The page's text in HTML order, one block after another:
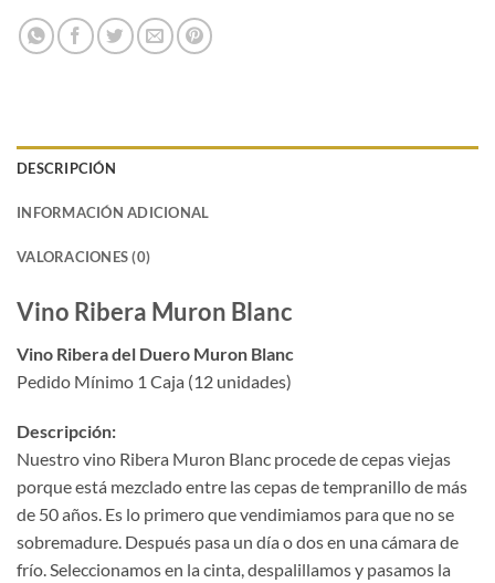
DESCRIPCIÓN
INFORMACIÓN ADICIONAL
VALORACIONES (0)
Vino Ribera Muron Blanc
Vino Ribera del Duero Muron Blanc
Pedido Mínimo 1 Caja (12 unidades)
Descripción:
Nuestro vino Ribera Muron Blanc procede de cepas viejas
porque está mezclado entre las cepas de tempranillo de más
de 50 años. Es lo primero que vendimiamos para que no se
sobremadure. Después pasa un día o dos en una cámara de
frío. Seleccionamos en la cinta, despalillamos y pasamos la